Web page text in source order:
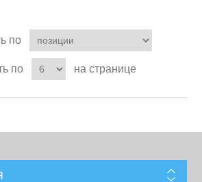
по
по на странице